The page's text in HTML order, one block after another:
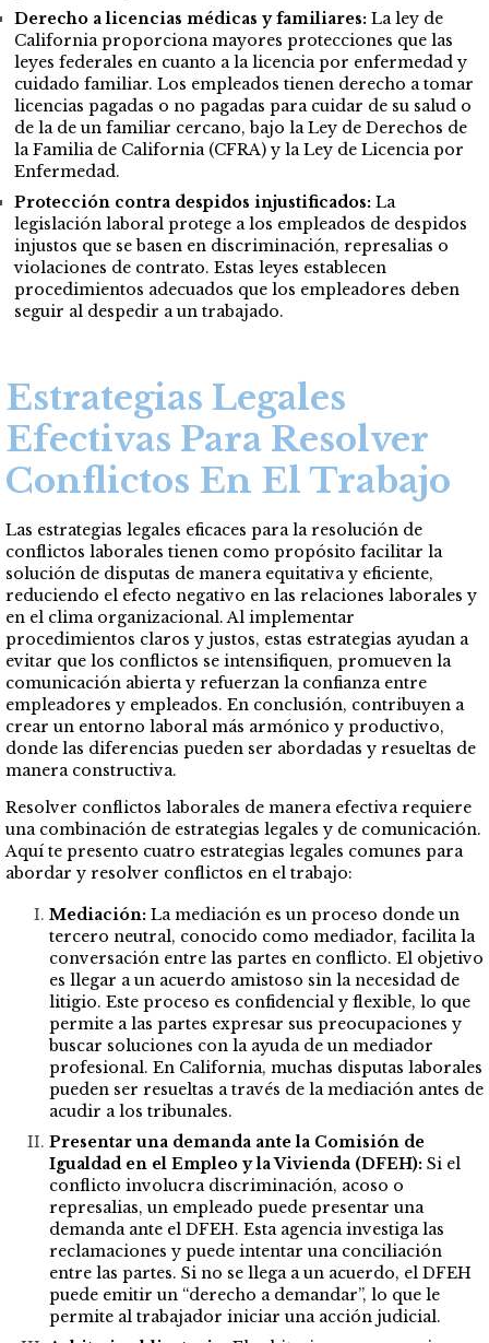
Derecho a licencias médicas y familiares: La ley de
California proporciona mayores protecciones que las
leyes federales en cuanto a la licencia por enfermedad y
cuidado familiar. Los empleados tienen derecho a tomar
licencias pagadas o no pagadas para cuidar de su salud o
de la de un familiar cercano, bajo la Ley de Derechos de
la Familia de California (CFRA) y la Ley de Licencia por
Enfermedad​.
Protección contra despidos injustificados: La
legislación laboral protege a los empleados de despidos
injustos que se basen en discriminación, represalias o
violaciones de contrato. Estas leyes establecen
procedimientos adecuados que los empleadores deben
seguir al despedir a un trabajado.
Estrategias Legales
Efectivas Para Resolver
Conflictos En El Trabajo
Las estrategias legales eficaces para la resolución de
conflictos laborales tienen como propósito facilitar la
solución de disputas de manera equitativa y eficiente,
reduciendo el efecto negativo en las relaciones laborales y
en el clima organizacional. Al implementar
procedimientos claros y justos, estas estrategias ayudan a
evitar que los conflictos se intensifiquen, promueven la
comunicación abierta y refuerzan la confianza entre
empleadores y empleados. En conclusión, contribuyen a
crear un entorno laboral más armónico y productivo,
donde las diferencias pueden ser abordadas y resueltas de
manera constructiva.
Resolver conflictos laborales de manera efectiva requiere
una combinación de estrategias legales y de comunicación.
Aquí te presento cuatro estrategias legales comunes para
abordar y resolver conflictos en el trabajo:
Mediación: La mediación es un proceso donde un
tercero neutral, conocido como mediador, facilita la
conversación entre las partes en conflicto. El objetivo
es llegar a un acuerdo amistoso sin la necesidad de
litigio. Este proceso es confidencial y flexible, lo que
permite a las partes expresar sus preocupaciones y
buscar soluciones con la ayuda de un mediador
profesional. En California, muchas disputas laborales
pueden ser resueltas a través de la mediación antes de
acudir a los tribunales.
Presentar una demanda ante la Comisión de
Igualdad en el Empleo y la Vivienda (DFEH): Si el
conflicto involucra discriminación, acoso o
represalias, un empleado puede presentar una
demanda ante el DFEH. Esta agencia investiga las
reclamaciones y puede intentar una conciliación
entre las partes. Si no se llega a un acuerdo, el DFEH
puede emitir un “derecho a demandar”, lo que le
permite al trabajador iniciar una acción judicial​.